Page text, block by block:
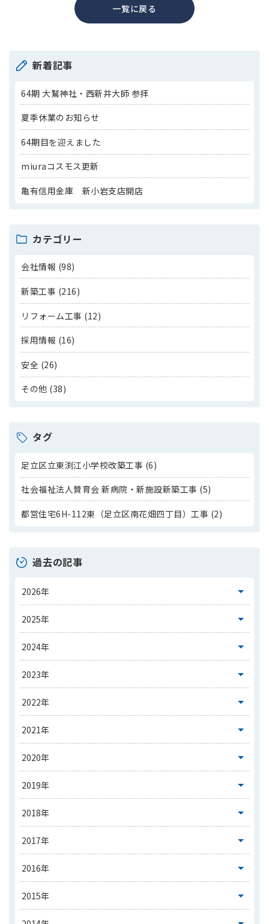
一覧に戻る
新着記事
64期 大鷲神社・西新井大師 参拝
夏季休業のお知らせ
64期目を迎えました
miuraコスモス更新
亀有信用金庫 新小岩支店開店
カテゴリー
会社情報 (98)
新築工事 (216)
リフォーム工事 (12)
採用情報 (16)
安全 (26)
その他 (38)
タグ
足立区立東渕江小学校改築工事 (6)
社会福祉法人賛育会 新病院・新施設新築工事 (5)
都営住宅6H-112東（足立区南花畑四丁目）工事 (2)
過去の記事